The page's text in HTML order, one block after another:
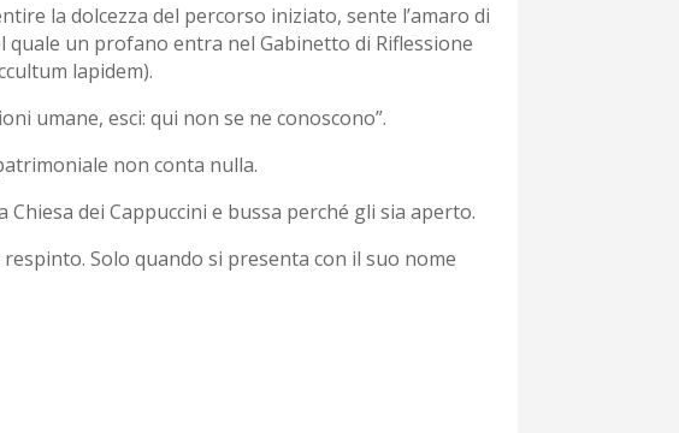
la dolcezza del percorso iniziato, sente l’amaro di
un profano entra nel Gabinetto di Riflessione
lapidem).
umane, esci: qui non se ne conoscono”.
non conta nulla.
dei Cappuccini e bussa perché gli sia aperto.
Solo quando si presenta con il suo nome